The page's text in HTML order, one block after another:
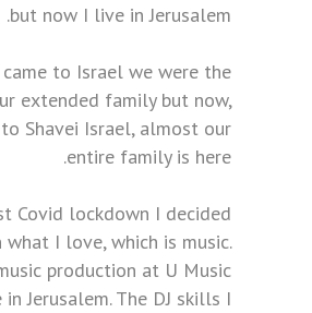
but now I live in Jerusalem.
came to Israel we were the
extended family but now,
Shavei Israel, almost our
entire family is here.
Covid lockdown I decided
I love, which is music.
production at U Music
Jerusalem. The DJ skills I